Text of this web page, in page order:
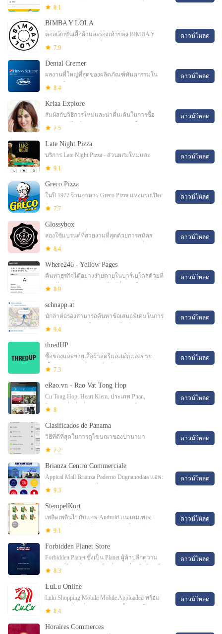
บริการเฉพาะเมือง Campina Grande-Pb ไม่ว่าคุณ
8.1
BIMBA Y LOLA
คอลเล็กชั่นเสื้อผ้าและรองเท้าของ BIMBA Y
LOLA ค้นพบแอพใหม่ในฤดูกาล 2023 BIMBA Y
7.9
ดาวน์โหลด
Dental Cremer
ผลงานที่ใหญ่ที่สุดของผลิตภัณฑ์ทันตกรรมใน
บราซิลในฝ่ามือของคุณเราคือ Dental Cremer
ใหญ่ที่สุด
8.4
ดาวน์โหลด
Kriaa Explore
สัมผัสกับวิธีการใหม่และน่าตื่นเต้นในการซื้อ
สินค้าออนไลน์ด้วยแอพ Kriaa อย่างเป็นทางการ
Fashions Pvt จำกัด
7.5
ดาวน์โหลด
Late Night Pizza
บริการ Late Night Pizza - ส่วนผสมใหม่และ
การเตรียมความพร้อมด้วยความรัก! บริการ Late
พร้อมด้วยความรัก
9.1
ดาวน์โหลด
Greco Pizza
ในปี 1977 ร้านอาหาร Greco Pizza แห่งแรกเปิด
ใน Moncton, New Brunswick.in 1977 ร้านอาหาร
Brunswick
7.7
ดาวน์โหลด
Glossybox
ลองใช้แบรนด์ที่สวยงามที่สุดด้วยการสมัคร
สมาชิก Glossybox รายเดือนแอพพลิเคชั่น
ความงามทั้งหมด
8.4
ดาวน์โหลด
Where246 - Yellow Pages
ค้นหาธุรกิจได้อย่างง่ายดายในบาร์เบโดสด้วยที่
246, ไดเรกทอรีธุรกิจออนไลน์ที่ 246 เป็น
disploryin
8.9
ดาวน์โหลด
schnapp.at
นักล่าต่อรองสามารถค้นหาข้อเสนอพิเศษในการ
เปรียบเทียบราคาโบรชัวร์ออนไลน์ การต่อรอง
คุณเอง
9.4
ดาวน์โหลด
thredUP
ซื้อของและขายเสื้อผ้าสตรีและเด็กและขาย
เสื้อผ้าสตรีและเด็กออนไลน์ รับส่วนลด 35%
สนุก: ️มากกว่า 35,000
7.3
ดาวน์โหลด
eRao.vn - Rao Vat Tong Hop
Cu Tong Hop, Heart Kiem, ประเภท Phan,
โฆษณาที่ดีที่ดีที่สุด Vietnamerao.vn เป็นตัวแปลง,
8
ดาวน์โหลด
Clasificados de Panama
วิธีที่ดีที่สุดในการดูโฆษณาของปานามา
7.2
ดาวน์โหลด
Brianza Centro Commerciale
Appical Mall Brianza Paderno Dugnanodata แอพ:
1975, SQM: 36184, ที่จอดรถ: 2950, ​​ร้านค้า: 72il
9.3
ดาวน์โหลด
StempelKort
เพลิดเพลินไปกับแอพ Android เกมเกมเพลง
ภาพยนตร์ทีวีหนังสือนิตยสารและอื่น ๆ อีก
stempelko
9.1
ดาวน์โหลด
Forbidden Planet Store
Forbidden Planet ซึ่งเป็น Planet ผู้ค้าปลีกความ
บันเทิงที่ใหญ่ที่สุดและเป็นที่รู้จักดีที่สุดในโลกเป็น
8.3
ดาวน์โหลด
LuLu Online
Lulu Shopping Mobile Mobile Apploaded พร้อม
คุณสมบัติที่น่าทึ่งแอปพลิเคชันนี้จะช่วยให้คุณ
ดีที่สุด Dea
8.4
ดาวน์โหลด
Horaires Commerces